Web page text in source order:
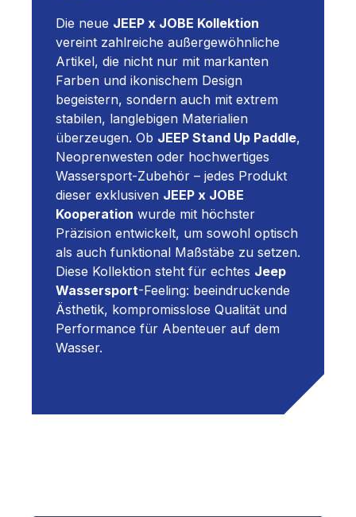
Die neue JEEP x JOBE Kollektion
vereint zahlreiche außergewöhnliche
Artikel, die nicht nur mit markanten
Farben und ikonischem Design
begeistern, sondern auch mit extrem
stabilen, langlebigen Materialien
überzeugen. Ob JEEP Stand Up Paddle,
Neoprenwesten oder hochwertiges
Wassersport-Zubehör – jedes Produkt
dieser exklusiven JEEP x JOBE
Kooperation wurde mit höchster
Präzision entwickelt, um sowohl optisch
als auch funktional Maßstäbe zu setzen.
Diese Kollektion steht für echtes Jeep
Wassersport-Feeling: beeindruckende
Ästhetik, kompromisslose Qualität und
Performance für Abenteuer auf dem
Wasser.